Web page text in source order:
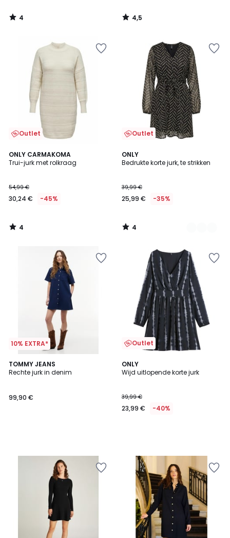
4
/
4,5
/
Outlet
ONLY CARMAKOMA
Trui-jurk met rolkraag
54,99 €
30,24 € -45%
4
/
4
/
Outlet
ONLY
Bedrukte korte jurk, te strikken
39,99 €
25,99 € -35%
4
/
2
Kleuren
4
/
10% EXTRA*
TOMMY JEANS
Rechte jurk in denim
99,90 €
Outlet
ONLY
Wijd uitlopende korte jurk
39,99 €
23,99 € -40%